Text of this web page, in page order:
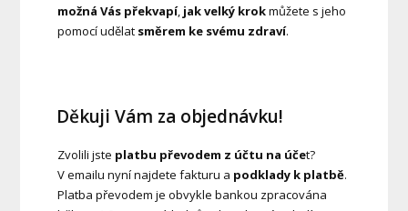
možná Vás překvapí, jak velký krokmůžete s jeho
pomocí udělat směrem ke svému zdraví.
Děkuji Vám za objednávku!
Zvolili jste platbu převodem z účtu na účet?
V emailu nyní najdete fakturu a podklady k platbě.
Platba převodem je obvykle bankou zpracována